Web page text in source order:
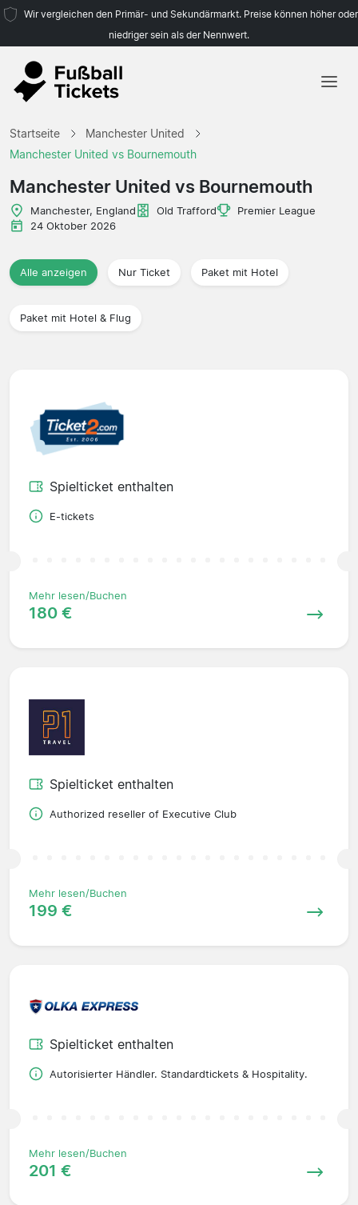
Wir vergleichen den Primär- und Sekundärmarkt. Preise können höher oder
niedriger sein als der Nennwert.
Mannschaften
Ligen
Reisebüros
Startseite
Manchester United
Manchester United vs Bournemouth
Manchester United vs Bournemouth
Manchester, England Old Trafford
Premier League
24 Oktober 2026
Alle anzeigen Nur Ticket Paket mit Hotel
Paket mit Hotel & Flug
Spielticket enthalten
E-tickets
Mehr lesen/Buchen
180 €
Spielticket enthalten
Authorized reseller of Executive Club
Mehr lesen/Buchen
199 €
Spielticket enthalten
Autorisierter Händler. Standardtickets & Hospitality.
Mehr lesen/Buchen
201 €